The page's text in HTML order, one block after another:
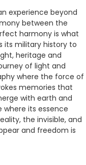
experience beyond
between the
harmony is what
its military history to
heritage and
of light and
where the force of
memories that
with earth and
where its essence
the invisible, and
and freedom is